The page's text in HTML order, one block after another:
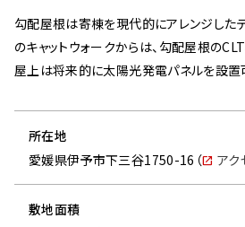
PROJECTS
プロジェクト
2020年代
FEATURE ARTICLES
JOIN US
勾配屋根は寄棟を現代的にアレンジした
のキャットウォークからは、勾配屋根の
屋上は将来的に太陽光発電パネルを設置
所在地
愛媛県伊予市下三谷1750-16（
アク
敷地面積